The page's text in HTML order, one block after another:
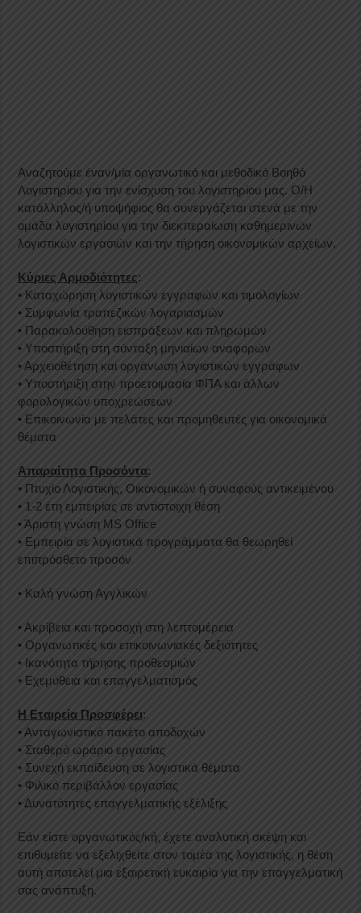
Αναζητούμε έναν/μία οργανωτικό και μεθοδικό Βοηθό
Λογιστηρίου για την ενίσχυση του λογιστηρίου μας. Ο/Η
κατάλληλος/ή υποψήφιος θα συνεργάζεται στενά με την
ομάδα λογιστηρίου για την διεκπεραίωση καθημερινών
λογιστικών εργασιών και την τήρηση οικονομικών αρχείων.
Κύριες Αρμοδιότητες:
• Καταχώρηση λογιστικών εγγραφών και τιμολογίων
• Συμφωνία τραπεζικών λογαριασμών
• Παρακολούθηση εισπράξεων και πληρωμών
• Υποστήριξη στη σύνταξη μηνιαίων αναφορών
• Αρχειοθέτηση και οργάνωση λογιστικών εγγράφων
• Υποστήριξη στην προετοιμασία ΦΠΑ και άλλων
φορολογικών υποχρεώσεων
• Επικοινωνία με πελάτες και προμηθευτές για οικονομικά
θέματα
Απαραίτητα Προσόντα:
• Πτυχίο Λογιστικής, Οικονομικών ή συναφούς αντικειμένου
• 1-2 έτη εμπειρίας σε αντίστοιχη θέση
• Άριστη γνώση MS Office
• Εμπειρία σε λογιστικά προγράμματα θα θεωρηθεί
επιπρόσθετο προσόν
• Καλή γνώση Αγγλικών
• Ακρίβεια και προσοχή στη λεπτομέρεια
• Οργανωτικές και επικοινωνιακές δεξιότητες
• Ικανότητα τήρησης προθεσμιών
• Εχεμύθεια και επαγγελματισμός
Η Εταιρεία Προσφέρει:
• Ανταγωνιστικό πακέτο αποδοχών
• Σταθερό ωράριο εργασίας
• Συνεχή εκπαίδευση σε λογιστικά θέματα
• Φιλικό περιβάλλον εργασίας
• Δυνατότητες επαγγελματικής εξέλιξης
Εάν είστε οργανωτικός/κή, έχετε αναλυτική σκέψη και
επιθυμείτε να εξελιχθείτε στον τομέα της λογιστικής, η θέση
αυτή αποτελεί μια εξαιρετική ευκαιρία για την επαγγελματική
σας ανάπτυξη.